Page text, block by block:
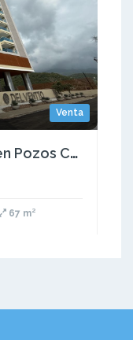
Venta
Se vende apartamento en Pozos Colorados, Santa Marta
67 m²